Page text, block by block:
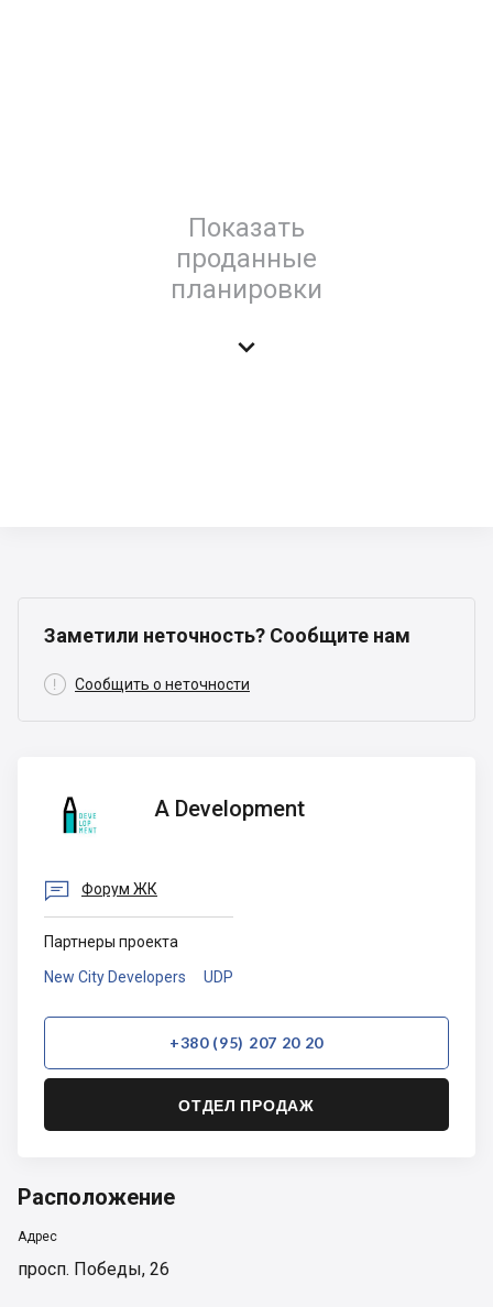
Показать
проданные
планировки

Заметили неточность? Сообщите нам
 Сообщить о неточности
Development
A Development
 Форум ЖК
+380 (95) 207 20 20
ОТДЕЛ ПРОДАЖ
Партнеры проекта
New City Developers
UDP
Расположение
Адрес
просп. Победы, 26